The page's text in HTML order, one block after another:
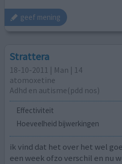
geef mening
Strattera
18-10-2011 | Man | 14
atomoxetine
Adhd en autisme(pdd nos)
Effectiviteit
Hoeveelheid bijwerkingen
ik vind dat het over het wel
een week ofzo verschil en nu